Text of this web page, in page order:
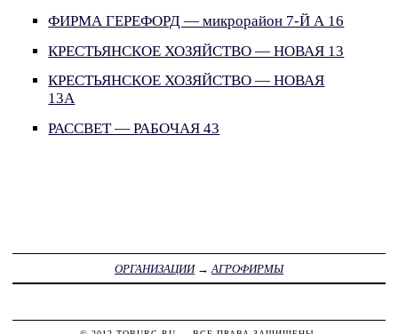
ФИРМА ГЕРЕФОРД — микрорайон 7-Й А 16
КРЕСТЬЯНСКОЕ ХОЗЯЙСТВО — НОВАЯ 13
КРЕСТЬЯНСКОЕ ХОЗЯЙСТВО — НОВАЯ
13А
РАССВЕТ — РАБОЧАЯ 43
ОРГАНИЗАЦИИ→ АГРОФИРМЫ